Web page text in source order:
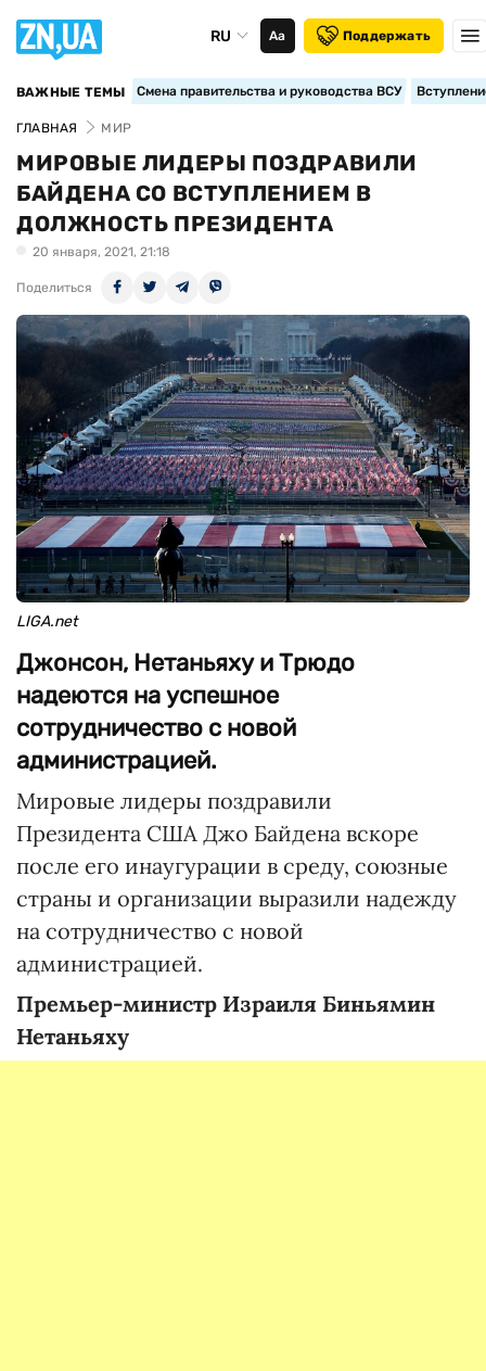
RU Аа Поддержать
ВАЖНЫЕ ТЕМЫ Смена правительства и руководства ВСУ
ГЛАВНАЯ МИР
МИРОВЫЕ ЛИДЕРЫ ПОЗДРАВИЛИ
БАЙДЕНА СО ВСТУПЛЕНИЕМ В
ДОЛЖНОСТЬ ПРЕЗИДЕНТА
20 января, 2021, 21:18
Поделиться
LIGA.net
Джонсон, Нетаньяху и Трюдо
надеются на успешное
сотрудничество с новой
администрацией.
Мировые лидеры поздравили
Президента США Джо Байдена вскоре
после его инаугурации в среду, союзные
страны и организации выразили надежду
на сотрудничество с новой
администрацией.
Премьер-министр Израиля Биньямин
Нетаньяху